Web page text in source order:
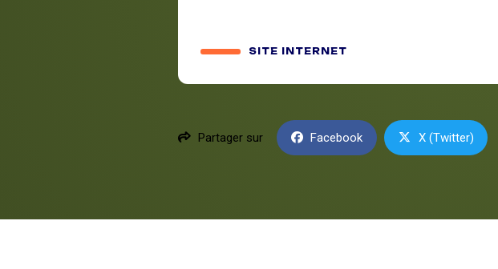
SITE INTERNET
Partager sur Facebook X (Twitter)